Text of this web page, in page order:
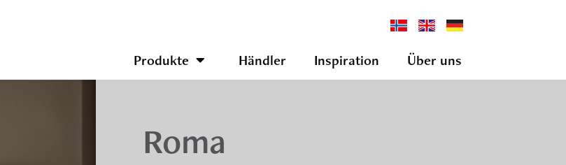
Produkte Händler Inspiration Über uns
Roma